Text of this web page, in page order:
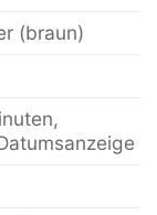
(braun)